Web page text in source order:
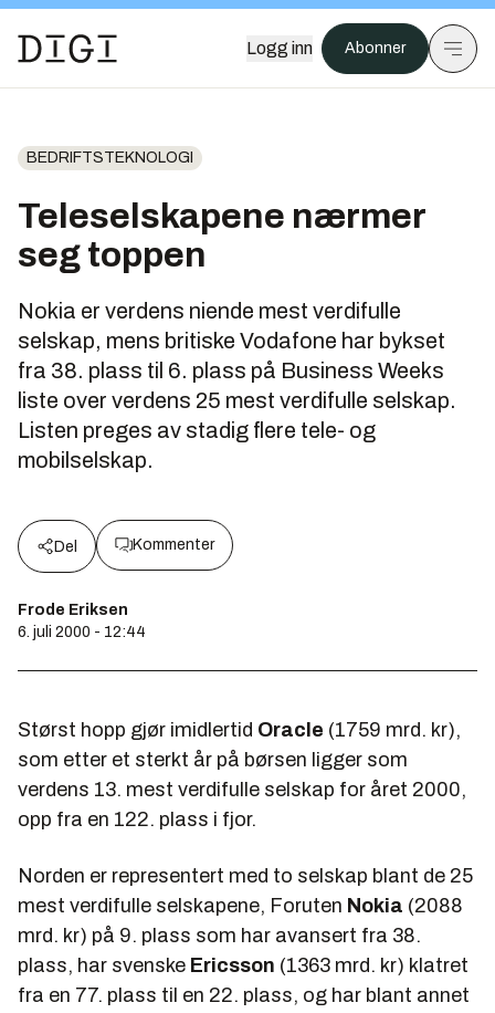
Logg inn Abonner
BEDRIFTSTEKNOLOGI
Teleselskapene nærmer
seg toppen
Nokia er verdens niende mest verdifulle
selskap, mens britiske Vodafone har bykset
fra 38. plass til 6. plass på Business Weeks
liste over verdens 25 mest verdifulle selskap.
Listen preges av stadig flere tele- og
mobilselskap.
Del Kommenter
Frode Eriksen
6. juli 2000 - 12:44
Størst hopp gjør imidlertid Oracle (1759 mrd. kr),
som etter et sterkt år på børsen ligger som
verdens 13. mest verdifulle selskap for året 2000,
opp fra en 122. plass i fjor.
Norden er representert med to selskap blant de 25
mest verdifulle selskapene, Foruten Nokia (2088
mrd. kr) på 9. plass som har avansert fra 38.
plass, har svenske Ericsson (1363 mrd. kr) klatret
fra en 77. plass til en 22. plass, og har blant annet